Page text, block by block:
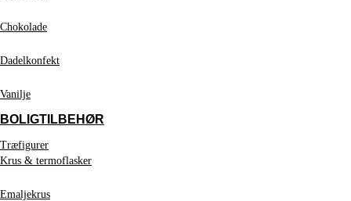
Chokolade
Dadelkonfekt
Vanilje
BOLIGTILBEHØR
Træfigurer
Krus & termoflasker
Emaljekrus